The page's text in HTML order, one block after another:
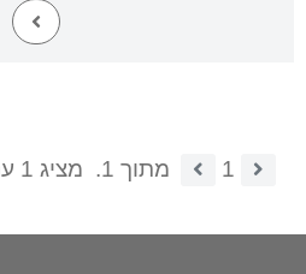
1 מתוך 1. מציג 1 ערכים.